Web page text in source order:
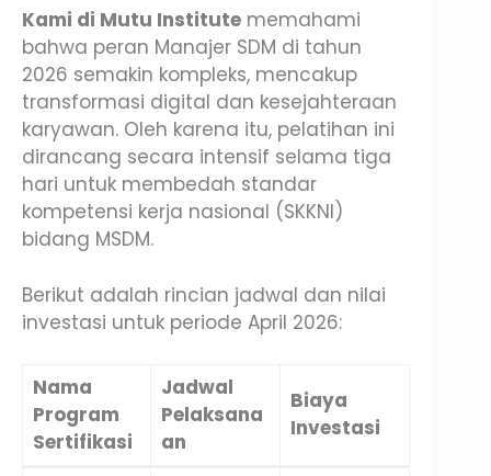
Kami di Mutu Institute memahami
bahwa peran Manajer SDM di tahun
2026 semakin kompleks, mencakup
transformasi digital dan kesejahteraan
karyawan. Oleh karena itu, pelatihan ini
dirancang secara intensif selama tiga
hari untuk membedah standar
kompetensi kerja nasional (SKKNI)
bidang MSDM.
Berikut adalah rincian jadwal dan nilai
investasi untuk periode April 2026:
Nama
Program
Sertifikasi
Jadwal
Pelaksana
an
Biaya
Investasi